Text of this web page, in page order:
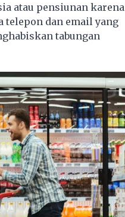
atau pensiunan karena
telepon dan email yang
tabungan